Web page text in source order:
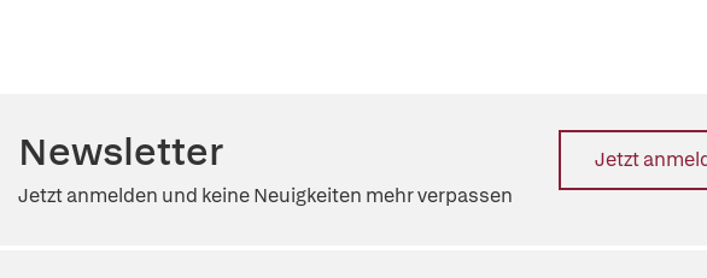
Newsletter
Jetzt anmelden und keine Neuigkeiten mehr verpassen
Jetzt